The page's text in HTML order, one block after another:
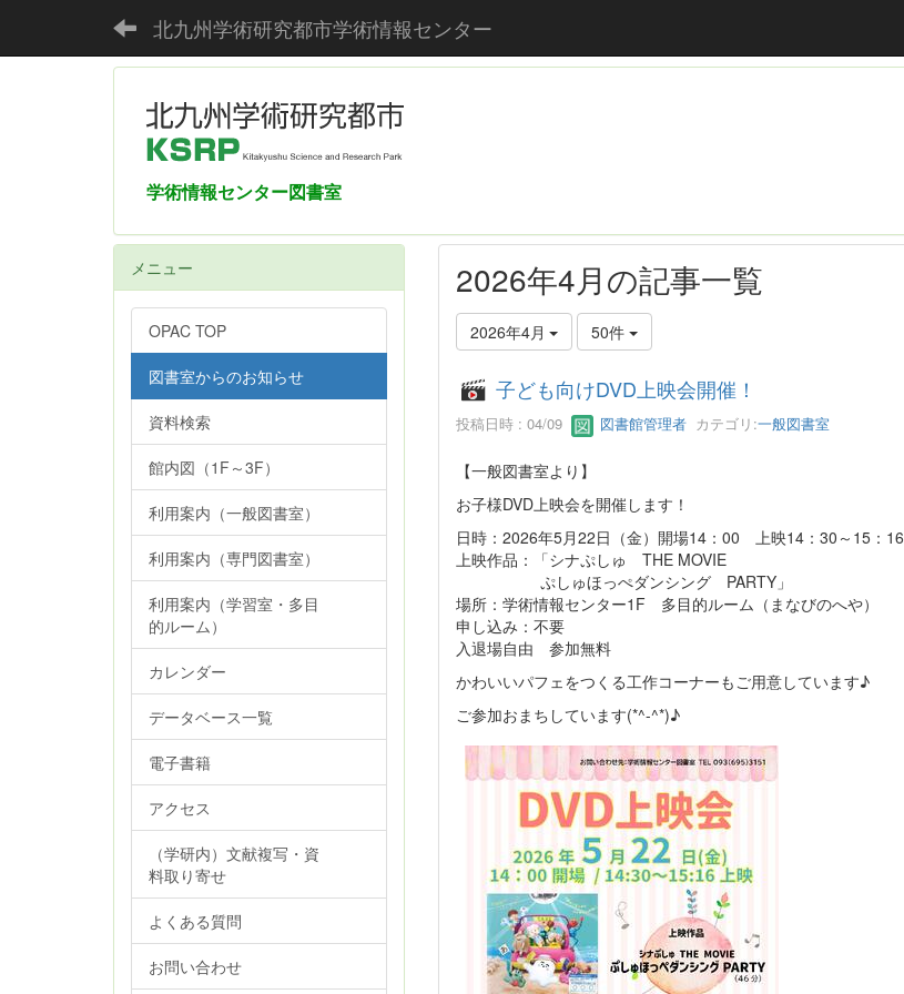
北九州学術研究都市学術情報センター
学術情報センター図書室
2026年4月の記事一覧
2026年4月 50件
子ども向けDVD上映会開催！
投稿日時 : 04/09 図書館管理者カテゴリ:一般図書室
【一般図書室より】
お子様DVD上映会を開催します！
日時：2026年5月22日（金）開場14：00 上映14：30～15：16
上映作品：「シナぷしゅ THE MOVIE
ぷしゅほっぺダンシング PARTY」
場所：学術情報センター1F 多目的ルーム（まなびのへや）
申し込み：不要
入退場自由 参加無料
かわいいパフェをつくる工作コーナーもご用意しています♪
ご参加おまちしています(*^-^*)♪
メニュー
OPAC TOP
図書室からのお知らせ
資料検索
館内図（1F～3F）
利用案内（一般図書室）
利用案内（専門図書室）
利用案内（学習室・多目
的ルーム）
カレンダー
データベース一覧
電子書籍
アクセス
（学研内）文献複写・資
料取り寄せ
よくある質問
お問い合わせ